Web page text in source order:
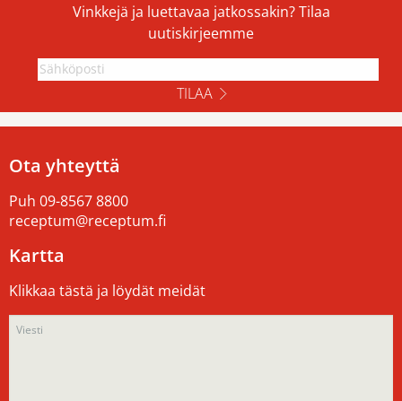
Vinkkejä ja luettavaa jatkossakin? Tilaa
uutiskirjeemme
TILAA
Ota yhteyttä
Puh 09-8567 8800
receptum@receptum.fi
Kartta
Klikkaa tästä ja löydät meidät